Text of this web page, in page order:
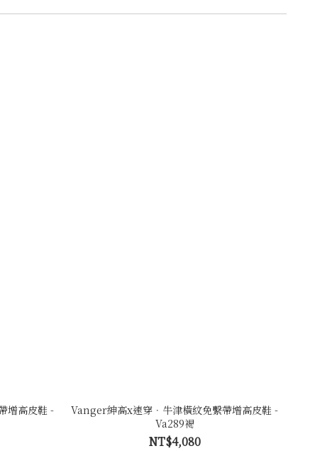
增高皮鞋 -
Vanger紳高x速穿．牛津橫紋免繫帶增高皮鞋 -
Va289褐
NT$4,080